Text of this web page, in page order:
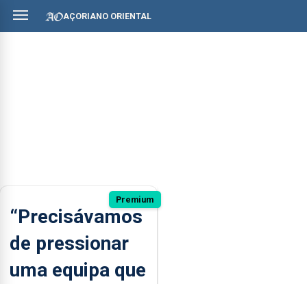
AÇORIANO ORIENTAL
Premium
“Precisávamos
de pressionar
uma equipa que